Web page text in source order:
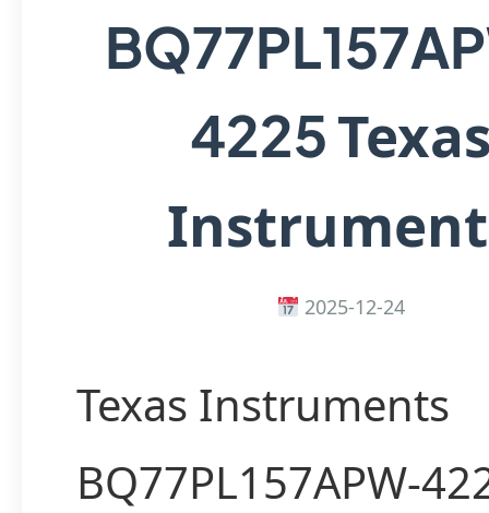
4225
2025-12-24
Texas Instruments
BQ77PL157APW-